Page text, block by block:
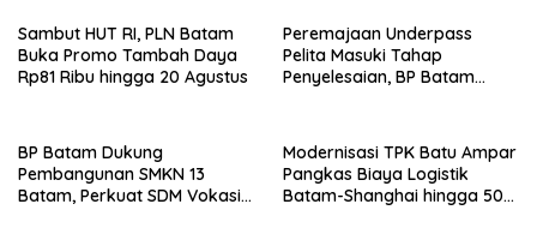
Sambut HUT RI, PLN Batam
Buka Promo Tambah Daya
Rp81 Ribu hingga 20 Agustus
Peremajaan Underpass
Pelita Masuki Tahap
Penyelesaian, BP Batam
BP Batam Dukung
Pembangunan SMKN 13
Batam, Perkuat SDM Vokasi
Modernisasi TPK Batu Ampar
Pangkas Biaya Logistik
Batam-Shanghai hingga 50